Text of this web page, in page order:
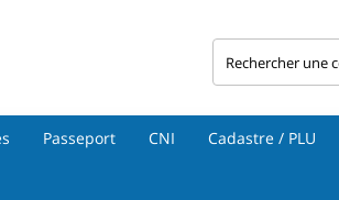
Passeport CNI Cadastre / PLU